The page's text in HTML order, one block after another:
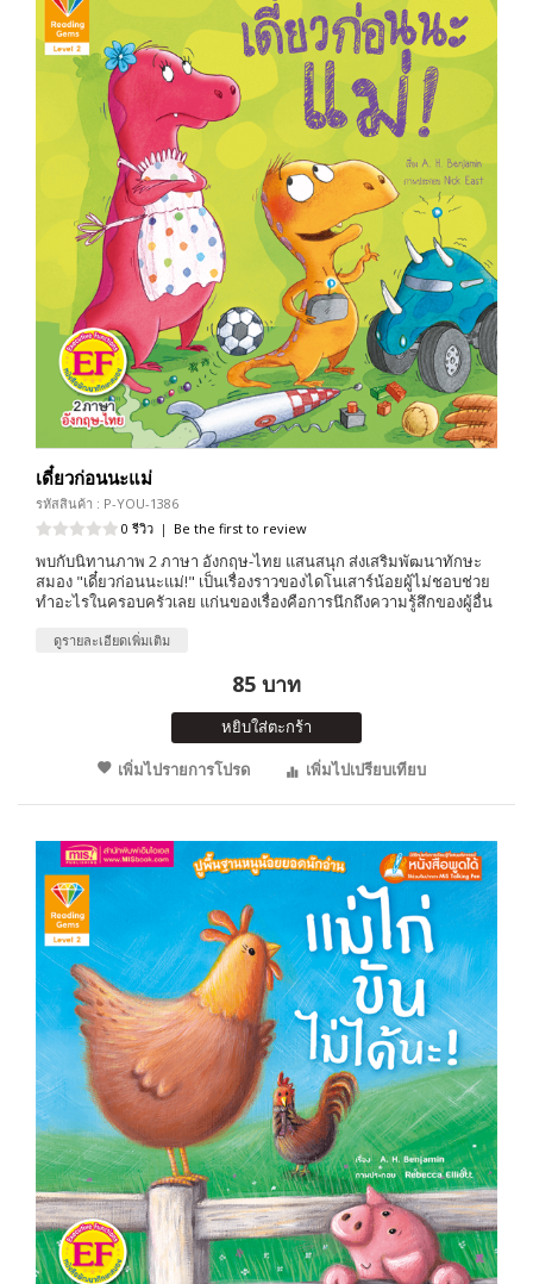
เดี๋ยวก่อนนะแม่
รหัสสินค้า : P-YOU-1386
0 รีวิว | Be the first to review
พบกับนิทานภาพ 2 ภาษา อังกฤษ-ไทย แสนสนุก ส่งเสริมพัฒนาทักษะ
สมอง "เดี๋ยวก่อนนะแม่!" เป็นเรื่องราวของไดโนเสาร์น้อยผู้ไม่ชอบช่วย
ทำอะไรในครอบครัวเลย แก่นของเรื่องคือการนึกถึงความรู้สึกของผู้อื่น
ดูรายละเอียดเพิ่มเติม
85 บาท
หยิบใส่ตะกร้า
เพิ่มไปรายการโปรด
เพิ่มไปเปรียบเทียบ